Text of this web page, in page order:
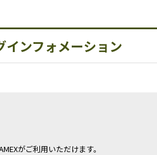
インフォメーション
がご利用いただけます。